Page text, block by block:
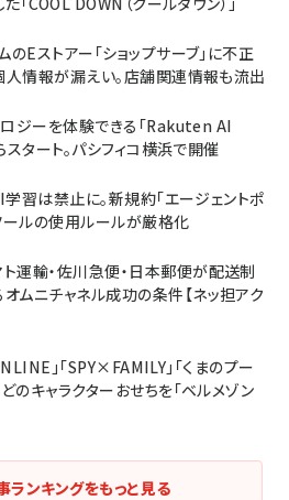
のEストアー「ショップサーブ」に不正
人情報が漏えい。店舗関連情報も流出
ジーを体験できる「Rakuten AI
タート。パシフィコ横浜で開催
習は禁止に。新規約「エージェントポ
ールの使用ルールが厳格化
運輸・佐川急便・日本郵便が配送制
ムニチャネル成功の条件【ネッ担アク
」「SPY×FAMILY」「くまのプー
どのキャラクターおせちを「ベルメゾン
ランキングをもっと見る